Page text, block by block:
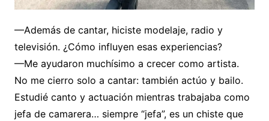
—Además de cantar, hiciste modelaje, radio y
televisión. ¿Cómo influyen esas experiencias?
—Me ayudaron muchísimo a crecer como artista.
No me cierro solo a cantar: también actúo y bailo.
Estudié canto y actuación mientras trabajaba como
jefa de camarera… siempre “jefa”, es un chiste que